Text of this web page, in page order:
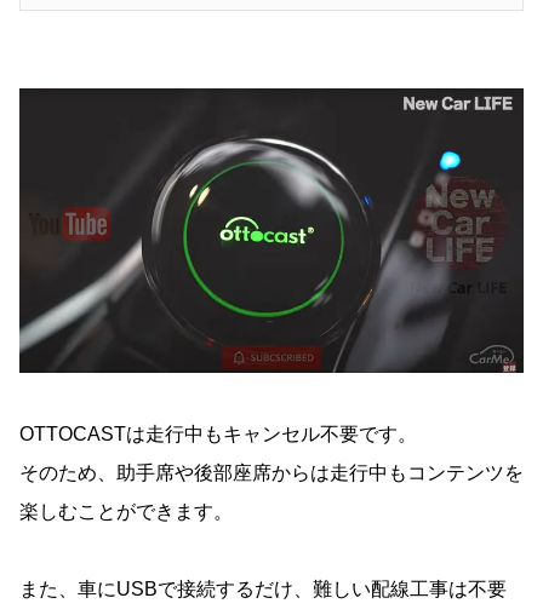
Googleマップもサクサク動いてくれます
音声認識もバッチリ
YouTubeのインターフェースはPCと同じです
ね。
『⤴』ボタン長押しで2画面分割も
カーナビ画面に戻りたいときは『Car』アイコ
ンをタップ
HDMIケーブルで接続します。
ナビ画面で後席を選択します。
接続方法をHDMIにします。
されました。
OTTOCASTは走行中もキャンセル不要です。
そのため、助手席や後部座席からは走行中もコンテンツを
楽しむことができます。
また、車にUSBで接続するだけ、難しい配線工事は不要